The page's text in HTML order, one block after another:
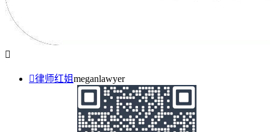

律师红姐meganlawyer